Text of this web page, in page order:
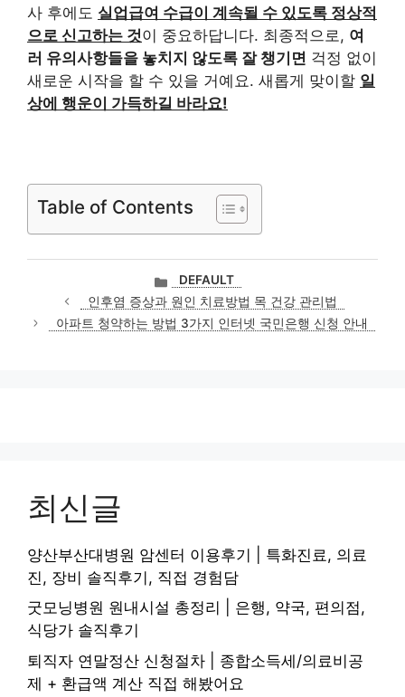
사 후에도 실업급여 수급이 계속될 수 있도록 정상적
으로 신고하는 것이 중요하답니다. 최종적으로, 여
러 유의사항들을 놓치지 않도록 잘 챙기면 걱정 없이
새로운 시작을 할 수 있을 거예요. 새롭게 맞이할 일
상에 행운이 가득하길 바라요!
Table of Contents
카
테
고
리
DEFAULT
인후염 증상과 원인 치료방법 목 건강 관리법
아파트 청약하는 방법 3가지 인터넷 국민은행 신청 안내
최신글
양산부산대병원 암센터 이용후기 | 특화진료, 의료
진, 장비 솔직후기, 직접 경험담
굿모닝병원 원내시설 총정리 | 은행, 약국, 편의점,
식당가 솔직후기
퇴직자 연말정산 신청절차 | 종합소득세/의료비공
제 + 환급액 계산 직접 해봤어요